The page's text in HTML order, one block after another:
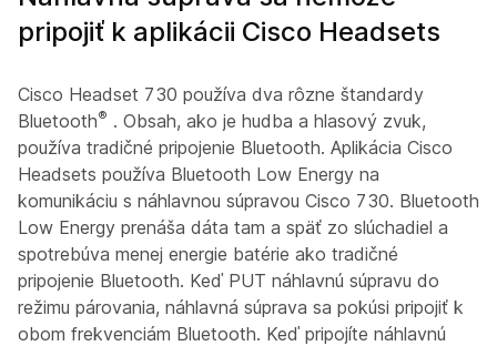
pripojiť k aplikácii Cisco Headsets
Cisco Headset 730 používa dva rôzne štandardy
Bluetooth® . Obsah, ako je hudba a hlasový zvuk,
používa tradičné pripojenie Bluetooth. Aplikácia Cisco
Headsets používa Bluetooth Low Energy na
komunikáciu s náhlavnou súpravou Cisco 730. Bluetooth
Low Energy prenáša dáta tam a späť zo slúchadiel a
spotrebúva menej energie batérie ako tradičné
pripojenie Bluetooth. Keď PUT náhlavnú súpravu do
režimu párovania, náhlavná súprava sa pokúsi pripojiť k
obom frekvenciám Bluetooth. Keď pripojíte náhlavnú